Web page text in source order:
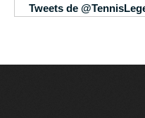
Tweets de